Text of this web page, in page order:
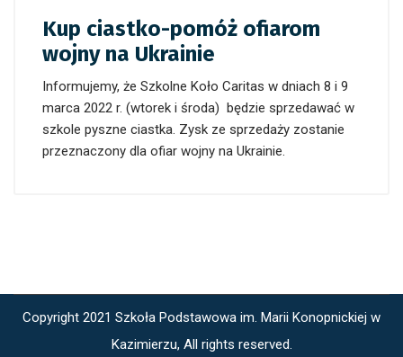
Kup ciastko-pomóż ofiarom
wojny na Ukrainie
Informujemy, że Szkolne Koło Caritas w dniach 8 i 9
marca 2022 r. (wtorek i środa) będzie sprzedawać w
szkole pyszne ciastka. Zysk ze sprzedaży zostanie
przeznaczony dla ofiar wojny na Ukrainie.
Copyright 2021 Szkoła Podstawowa im. Marii Konopnickiej w
Kazimierzu, All rights reserved.